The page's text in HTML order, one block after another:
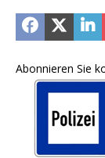
Abonnieren Sie